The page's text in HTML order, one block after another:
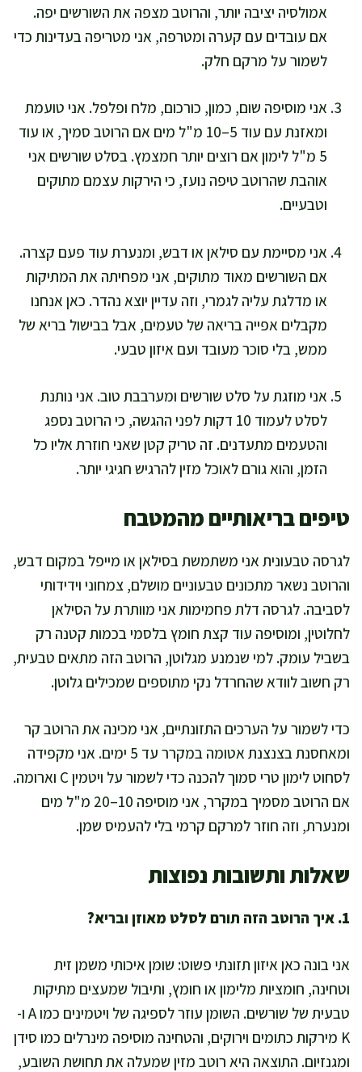
אמולסיה יציבה יותר, והרוטב מצפה את השורשים יפה.
אם עובדים עם קערה ומטרפה, אני מטריפה בעדינות כדי
לשמור על מרקם חלק.
אני מוסיפה שום, כמון, כורכום, מלח ופלפל. אני טועמת
ומאזנת עם עוד 5–10 מ"ל מים אם הרוטב סמיך, או עוד
5 מ"ל לימון אם רוצים יותר חמצמץ. בסלט שורשים אני
אוהבת שהרוטב טיפה נועז, כי הירקות עצמם מתוקים
וטבעיים.
אני מסיימת עם סילאן או דבש, ומנערת עוד פעם קצרה.
אם השורשים מאוד מתוקים, אני מפחיתה את המתיקות
או מדלגת עליה לגמרי, וזה עדיין יוצא נהדר. כאן אנחנו
מקבלים אפייה בריאה של טעמים, אבל בבישול בריא של
ממש, בלי סוכר מעובד ועם איזון טבעי.
אני מוזגת על סלט שורשים ומערבבת טוב. אני נותנת
לסלט לעמוד 10 דקות לפני ההגשה, כי הרוטב נספג
והטעמים מתעדנים. זה טריק קטן שאני חוזרת אליו כל
הזמן, והוא גורם לאוכל מזין להרגיש חגיגי יותר.
טיפים בריאותיים מהמטבח
לגרסה טבעונית אני משתמשת בסילאן או מייפל במקום דבש,
והרוטב נשאר מתכונים טבעוניים מושלם, צמחוני וידידותי
לסביבה. לגרסה דלת פחמימות אני מוותרת על הסילאן
לחלוטין, ומוסיפה עוד קצת חומץ בלסמי בכמות קטנה רק
בשביל עומק. למי שנמנע מגלוטן, הרוטב הזה מתאים טבעית,
רק חשוב לוודא שהחרדל נקי מתוספים שמכילים גלוטן.
כדי לשמור על הערכים התזונתיים, אני מכינה את הרוטב קר
ומאחסנת בצנצנת אטומה במקרר עד 5 ימים. אני מקפידה
לסחוט לימון טרי סמוך להכנה כדי לשמור על ויטמין C וארומה.
אם הרוטב מסמיך במקרר, אני מוסיפה 10–20 מ"ל מים
ומנערת, וזה חוזר למרקם קרמי בלי להעמיס שמן.
שאלות ותשובות נפוצות
1. איך הרוטב הזה תורם לסלט מאוזן ובריא?
אני בונה כאן איזון תזונתי פשוט: שומן איכותי משמן זית
וטחינה, חומציות מלימון או חומץ, ותיבול שמעצים מתיקות
טבעית של שורשים. השומן עוזר לספיגה של ויטמינים כמו A ו-
K מירקות כתומים וירוקים, והטחינה מוסיפה מינרלים כמו סידן
ומגנזיום. התוצאה היא רוטב מזין שמעלה את תחושת השובע,